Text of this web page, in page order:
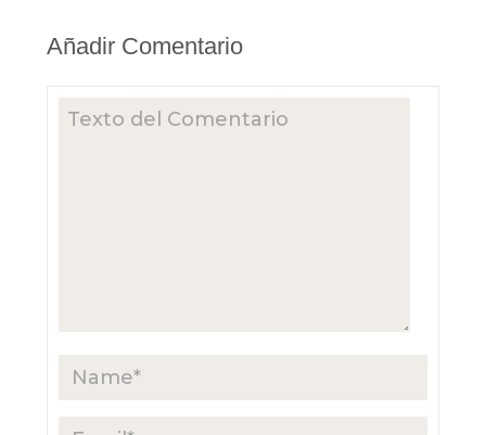
Añadir Comentario